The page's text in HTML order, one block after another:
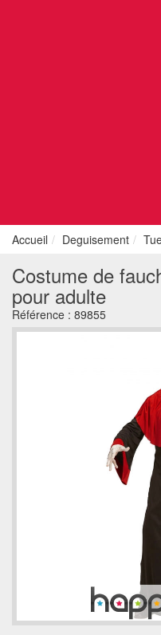
Accueil Deguisement
Costume de
pour adulte
Référence : 89855